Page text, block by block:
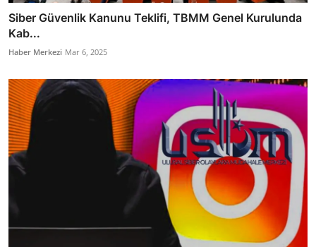
Siber Güvenlik Kanunu Teklifi, TBMM Genel Kurulunda
Kab...
Haber Merkezi Mar 6, 2025